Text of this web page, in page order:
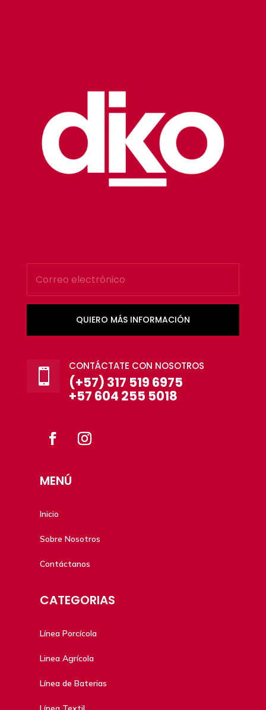
QUIERO MÁS INFORMACIÓN

CONTÁCTATE CON NOSOTROS
(+57) 317 519 6975
+57 604 255 5018
MENÚ
Inicio
Sobre Nosotros
Contáctanos
CATEGORIAS
Línea Porcícola
Linea Agrícola
Línea de Baterias